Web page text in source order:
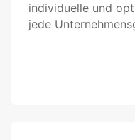
individuelle und
jede